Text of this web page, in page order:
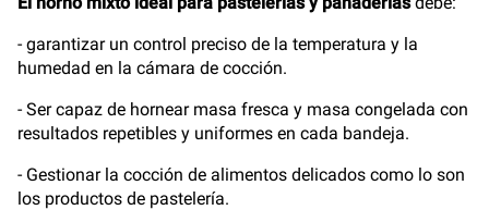
- garantizar un control preciso de la temperatura y la
humedad en la cámara de cocción.
- Ser capaz de hornear masa fresca y masa congelada con
resultados repetibles y uniformes en cada bandeja.
- Gestionar la cocción de alimentos delicados como lo son
los productos de pastelería.